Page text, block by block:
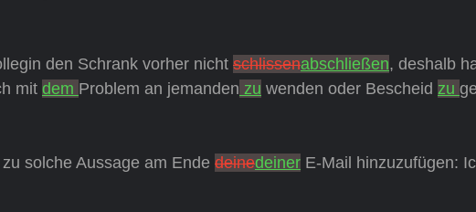
den Schrank vorher nicht schlissenabschließen, deshalb
mit dem Problem an jemanden zu wenden oder Bescheid zu
solche Aussage am Ende deinedeiner E-Mail hinzuzufügen: